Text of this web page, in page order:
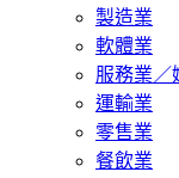
製造業
軟體業
服務業／
運輸業
零售業
餐飲業